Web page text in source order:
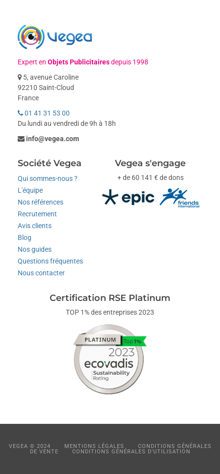
Expert enObjets Publicitairesdepuis 1998
5, avenue Caroline
92210 Saint-Cloud
France
01 41 31 53 00
Du lundi au vendredi de 9h à 18h
info@vegea.com
Société Vegea
Qui sommes-nous ?
L'équipe
Nos références
Recrutement
Avis clients
Blog
Nos guides
Questions fréquentes
Nous contacter
Vegea s'engage
+ de 60 141 € de dons
Certification RSE Platinum
TOP 1% des entreprises 2023
VEGEA © 2024 MENTIONS LÉGALES
CONDITIONS GÉNÉRALES
DE VENTE
CONDITIONS GÉNÉRALES D'UTILISATION